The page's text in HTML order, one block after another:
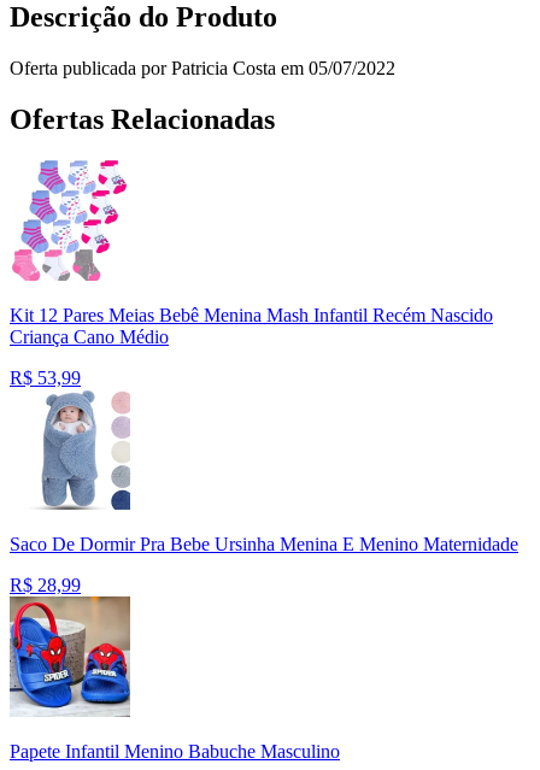
Descrição do Produto
Oferta publicada por Patricia Costa em 05/07/2022
Ofertas Relacionadas
Kit 12 Pares Meias Bebê Menina Mash Infantil Recém Nascido
Criança Cano Médio
R$ 53,99
Saco De Dormir Pra Bebe Ursinha Menina E Menino Maternidade
R$ 28,99
Papete Infantil Menino Babuche Masculino